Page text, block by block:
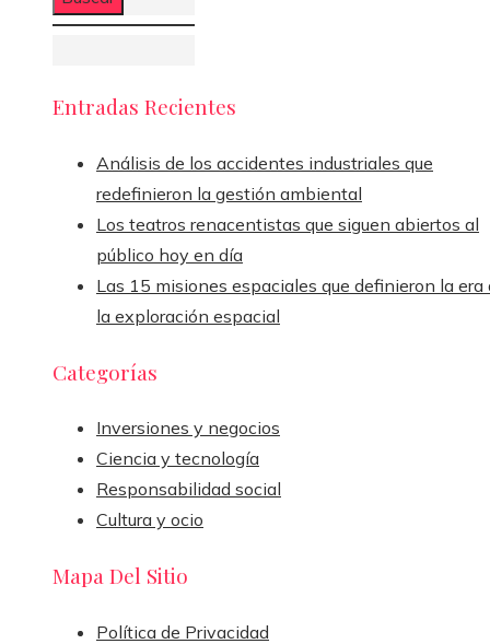
Entradas Recientes
Análisis de los accidentes industriales que
redefinieron la gestión ambiental
Los teatros renacentistas que siguen abiertos al
público hoy en día
Las 15 misiones espaciales que definieron la era
la exploración espacial
Categorías
Inversiones y negocios
Ciencia y tecnología
Responsabilidad social
Cultura y ocio
Mapa Del Sitio
Política de Privacidad